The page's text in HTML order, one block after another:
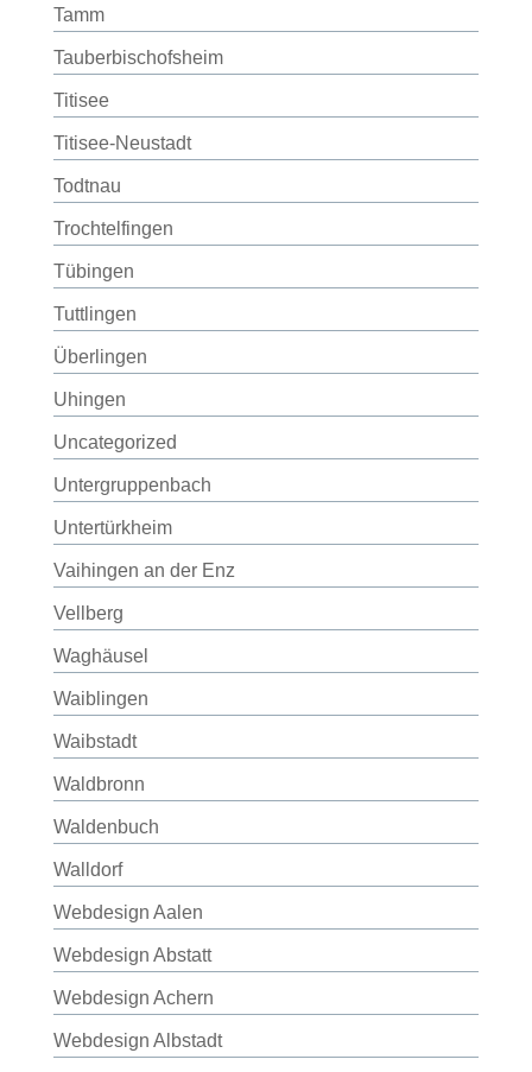
Tamm
Tauberbischofsheim
Titisee
Titisee-Neustadt
Todtnau
Trochtelfingen
Tübingen
Tuttlingen
Überlingen
Uhingen
Uncategorized
Untergruppenbach
Untertürkheim
Vaihingen an der Enz
Vellberg
Waghäusel
Waiblingen
Waibstadt
Waldbronn
Waldenbuch
Walldorf
Webdesign Aalen
Webdesign Abstatt
Webdesign Achern
Webdesign Albstadt